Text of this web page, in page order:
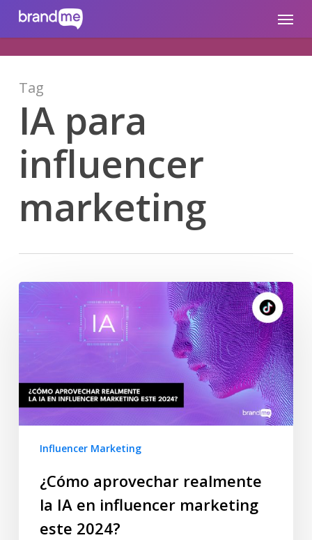
brandme.la Menu
Tag
IA para
influencer
marketing
Influencer Marketing
¿Cómo aprovechar realmente
la IA en influencer marketing
este 2024?